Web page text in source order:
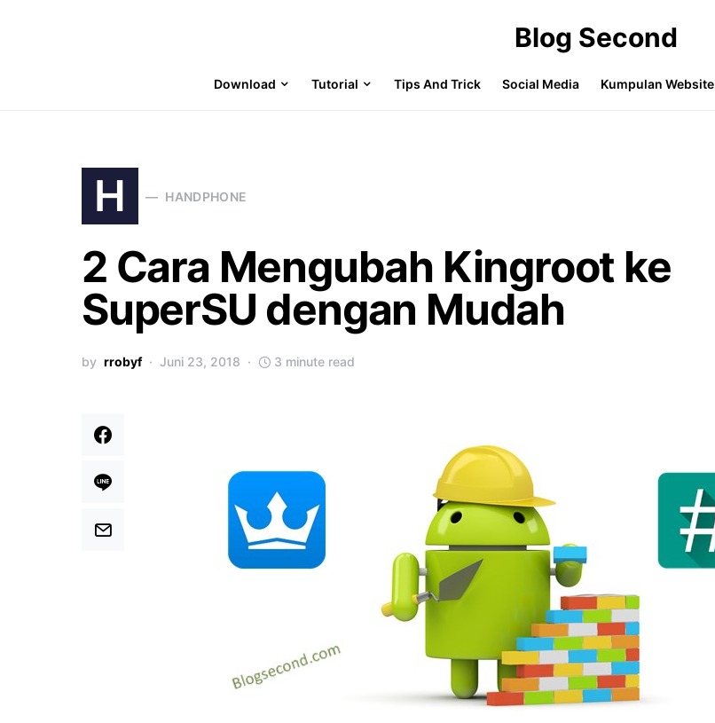
Blog Second
Download Tutorial Tips And Trick Social Media Kumpulan Website
H HANDPHONE
2 Cara Mengubah Kingroot ke
SuperSU dengan Mudah
by rrobyf Juni 23, 2018 3 minute read